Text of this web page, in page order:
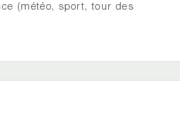
(météo, sport, tour des